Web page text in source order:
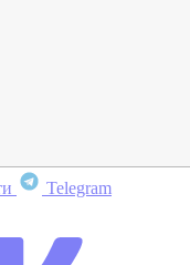
Telegram